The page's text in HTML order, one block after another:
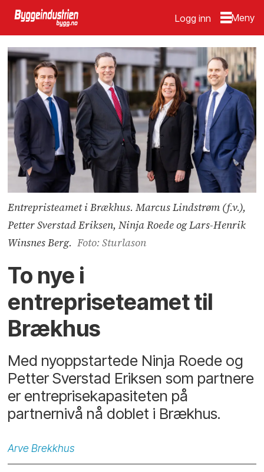
Logg inn
Entrepristeamet i Brækhus. Marcus Lindstrøm (f.v.),
Petter Sverstad Eriksen, Ninja Roede og Lars-Henrik
Winsnes Berg. Foto: Sturlason
To nye i
entrepriseteamet til
Brækhus
Med nyoppstartede Ninja Roede og
Petter Sverstad Eriksen som partnere
er entreprisekapasiteten på
partnernivå nå doblet i Brækhus.
Arve Brekkhus